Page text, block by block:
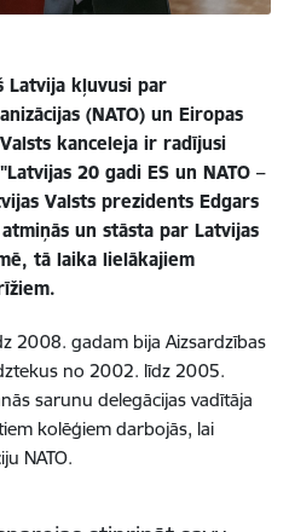
Latvija kļuvusi par
(NATO) un Eiropas
kanceleja ir radījusi
20 gadi ES un NATO –
Valsts prezidents Edgars
un stāsta par Latvijas
tā laika lielākajiem
2008. gadam bija Aizsardzības
no 2002. līdz 2005.
sarunu delegācijas vadītāja
kolēģiem darbojās, lai
NATO.